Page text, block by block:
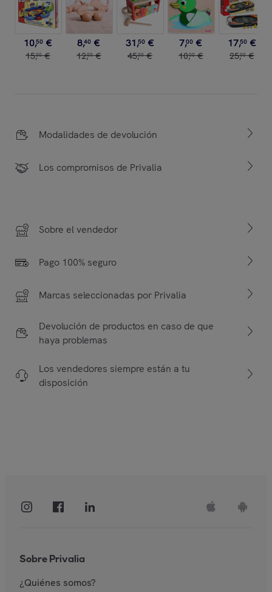
10,50 €
15,00 €
8,40 €
12,00 €
31,50 €
45,00 €
7,00 €
10,00 €
17,50 €
25,00 €
Modalidades de devolución
Los compromisos de Privalia
Sobre el vendedor
Pago 100% seguro
Marcas seleccionadas por Privalia
Devolución de productos en caso de que
haya problemas
Los vendedores siempre están a tu
disposición
Sobre Privalia
¿Quiénes somos?